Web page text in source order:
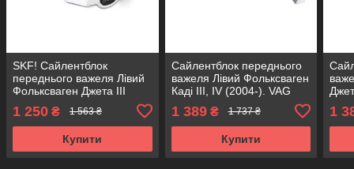
SKF! Сайлентблок
переднього важеля Лівий
Фольксваген Джета III
(2004-). Німеччина! 34762
, JBU691 , VKDS331004
1 250 ₴ 1 563 ₴
Купити
Сайлентблок переднього
важеля Лівий Фольксваген
Каді III, IV (2004-). VAG
JBU691 , VKDS331004
1 389₴ 1 737 ₴
Купити
1